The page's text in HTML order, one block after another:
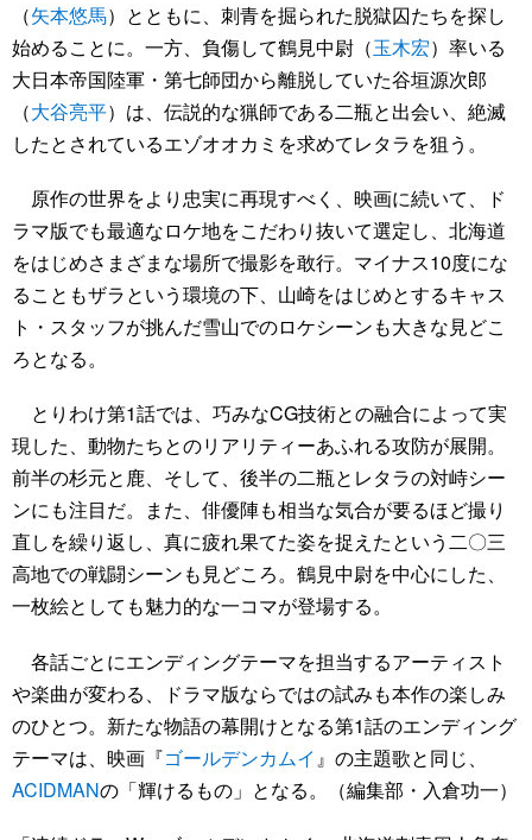
（矢本悠馬）とともに、刺青を掘られた脱獄囚たちを探し
始めることに。一方、負傷して鶴見中尉（玉木宏）率いる
大日本帝国陸軍・第七師団から離脱していた谷垣源次郎
（大谷亮平）は、伝説的な猟師である二瓶と出会い、絶滅
したとされているエゾオオカミを求めてレタラを狙う。
原作の世界をより忠実に再現すべく、映画に続いて、ド
ラマ版でも最適なロケ地をこだわり抜いて選定し、北海道
をはじめさまざまな場所で撮影を敢行。マイナス10度にな
ることもザラという環境の下、山崎をはじめとするキャス
ト・スタッフが挑んだ雪山でのロケシーンも大きな見どこ
ろとなる。
とりわけ第1話では、巧みなCG技術との融合によって実
現した、動物たちとのリアリティーあふれる攻防が展開。
前半の杉元と鹿、そして、後半の二瓶とレタラの対峙シー
ンにも注目だ。また、俳優陣も相当な気合が要るほど撮り
直しを繰り返し、真に疲れ果てた姿を捉えたという二〇三
高地での戦闘シーンも見どころ。鶴見中尉を中心にした、
一枚絵としても魅力的な一コマが登場する。
各話ごとにエンディングテーマを担当するアーティスト
や楽曲が変わる、ドラマ版ならではの試みも本作の楽しみ
のひとつ。新たな物語の幕開けとなる第1話のエンディング
テーマは、映画『ゴールデンカムイ 』の主題歌と同じ、
ACIDMANの「輝けるもの」となる。（編集部・入倉功一）